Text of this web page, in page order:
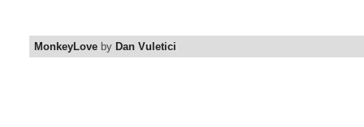
MonkeyLove by Dan Vuletici